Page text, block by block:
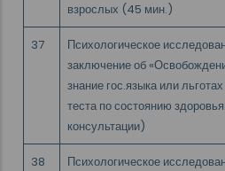
взрослых (45 мин.)
37
Психологическое
заключение об
знание гос.языка или
теста по состоянию
консультации)
38
Психологическое